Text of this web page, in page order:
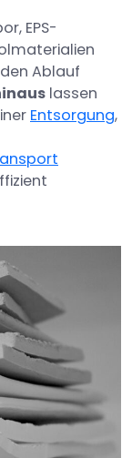
EPS-
Ablauf
lassen
Entsorgung,